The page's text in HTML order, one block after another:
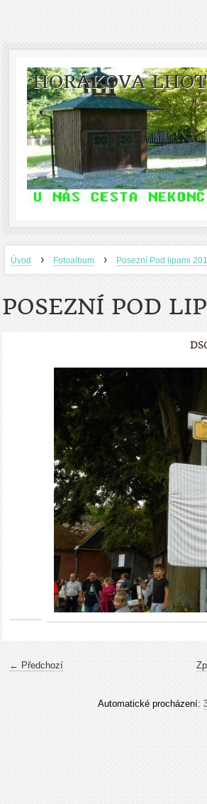
HORÁKOVA
Úvod › Fotoalbum › Posezní Pod lipami
POSEZNÍ POD
← Předchozí
Automatické procházení: